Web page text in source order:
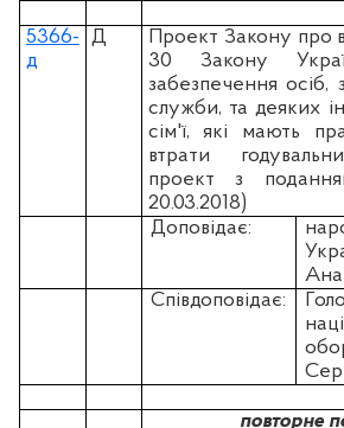
5366-
д
Д
Проект Закону про
30 Закону
забезпечення осіб,
служби, та деяких
сім'ї, які мають
втрати
проект з
20.03.2018)
Доповідає:
Співдоповідає:
повторне